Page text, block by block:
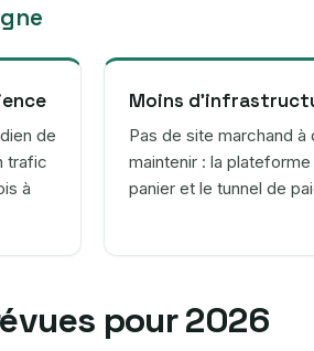
de
trafic
à
Moins
Pas de site marchand à
maintenir : la
panier et le tunnel de
pour 2026